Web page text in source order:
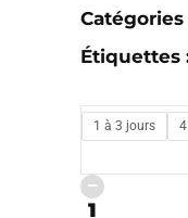
Catégories
Étiquettes
1 à 3 jours